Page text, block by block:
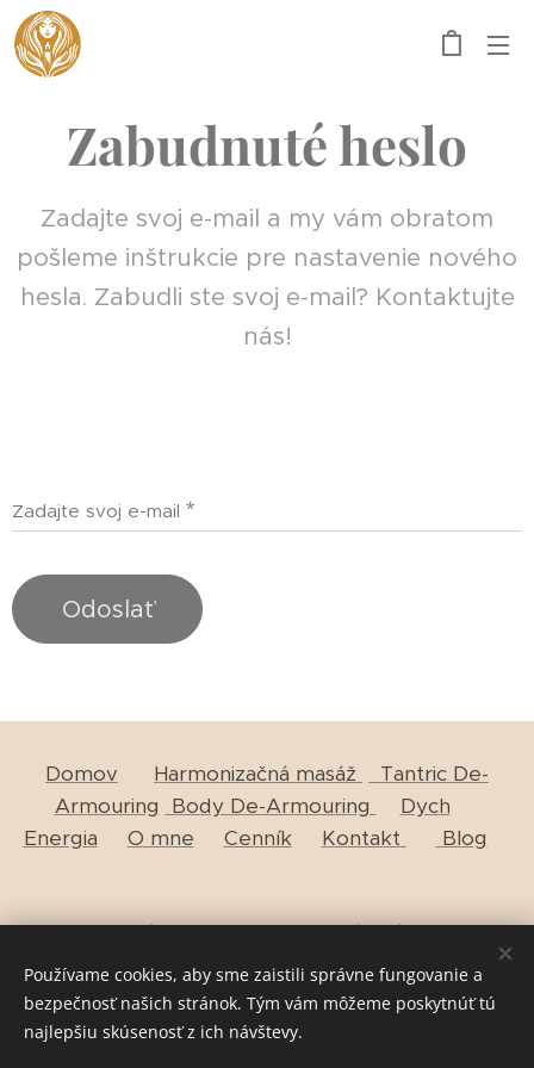
Zabudnuté heslo
Zadajte svoj e-mail a my vám obratom
pošleme inštrukcie pre nastavenie nového
hesla. Zabudli ste svoj e-mail? Kontaktujte
nás!
Zadajte svoj e-mail
Odoslať
Domov Harmonizačná masáž
Tantric De-
Armouring Body De-Armouring
Dych
Energia
O mne Cenník Kontakt Blog
Zásady ochrany osobných údajov
Všetky práva vyhradené
Používame cookies, aby sme zaistili správne fungovanie a
bezpečnosť našich stránok. Tým vám môžeme poskytnúť tú
najlepšiu skúsenosť z ich návštevy.